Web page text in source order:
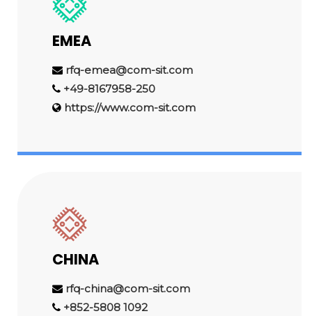
EMEA
rfq-emea@com-sit.com
+49-8167958-250
https://www.com-sit.com
CHINA
rfq-china@com-sit.com
+852-5808 1092